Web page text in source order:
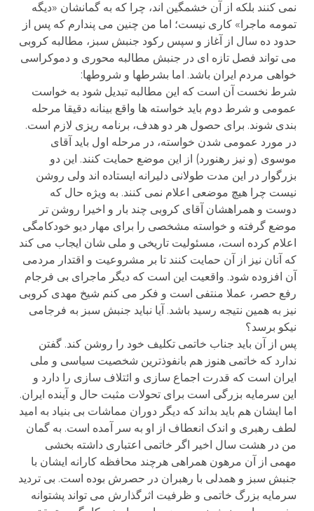
نمی کنند بلکه از آن خشمگین اند، چرا که به گمانشان «دیگه
تمومه ماجرا» کاری نیست؛ اما من چنین می پندارم که پس از
حدود ده سال از آغاز و سپس رکود جنبش سبز، مطالبه کروبی
می تواند فصل تازه ای در جنبش مطالبه محوری و دموکراسی
خواهی مردم ایران باشد. اما بشرطها و شروطها:
شرط نخست آن است که این مطالبه تبدیل شود به خواست
عمومی و شرط دوم باید خواسته ها واقع بینانه دقیقا مرحله
بندی شوند. برای حصول هر دو هدف، برنامه ریزی لازم است.
در مورد عمومی شدن خواسته، در مرحله اول باید آقای
موسوی (و نیز رهنورد) از این موضع حمایت کنند. این دو
بزرگوار در این مدت طولانی دلیرانه ایستاده اند ولی روشن
نیست چرا هیچ موضعی اعلام نمی کنند. به ویژه حال که
دوست و همراهشان آقای کروبی چند بار و اخیرا روشن تر
موضع گرفته و خواسته مشخصی را برای مهار دیو خودکامگی
اعلام کرده است، مسئولیت تاریخی و ملی شان ایجاب می کند
که آنان نیز از آن حمایت کنند تا بر مشروعیت و اقتدار مردمی
آن افزوده شود. واقعیت این است که دیگر ماجرای بی فرجام
رفع حصر، عملا منتفی است و فکر می کنم شیخ مهدی کروبی
نیز به همین نتیجه رسید باشد. آیا نباید جنبش سبز به فرجامی
نیکو برسد؟
پس از آن باید جناب خاتمی تکلیف خود را روشن کند. گفتن
ندارد که خاتمی هنوز هم بانفوذترین شخصیت سیاسی و ملی
ایران است که قدرت اجماع سازی و ائتلاف سازی را دارد و
این سرمایه بزرگی است برای تحولات مثبت حال و آینده ایران.
اما ایشان هم باید بداند که دیگر دوران مماشات بی بنیاد به امید
لطف رهبری و اندک انعطاف از او به سر آمده است. به گمان
من در هشت سال اخیر اگر خاتمی اعتباری داشته بخشی
مهمی از آن مرهون همراهی هرچند محافظه کارانه ایشان با
جنبش سبز و همدلی با رهبران در حصرش بوده است. بی تردید
سرمایه بزرگ خاتمی و ظرفیت اثرگذارش می تواند پشتوانه